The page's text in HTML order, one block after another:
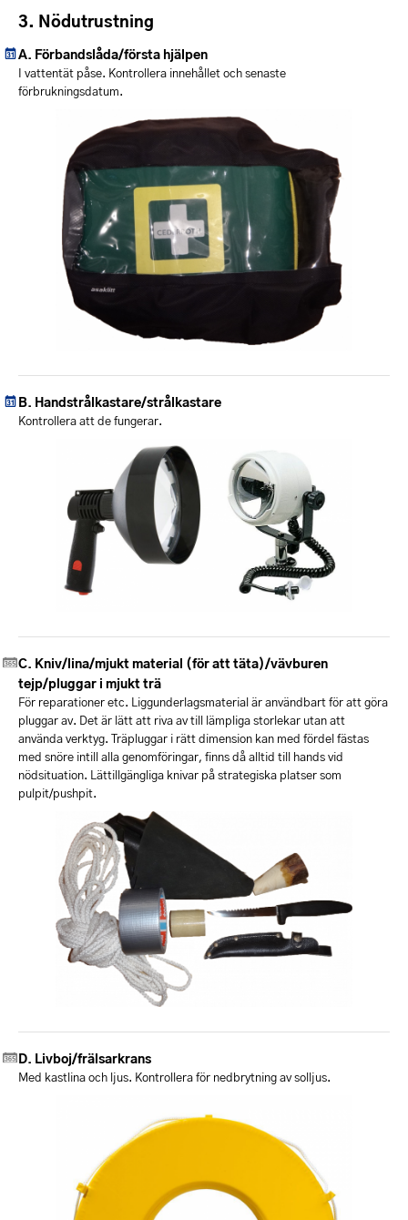
Nödutrustning
Förbandslåda/första hjälpen
I vattentät påse. Kontrollera innehållet och senaste
förbrukningsdatum.
Handstrålkastare/strålkastare
Kontrollera att de fungerar.
Kniv/lina/mjukt material (för att täta)/vävburen
tejp/pluggar i mjukt trä
För reparationer etc. Liggunderlagsmaterial är användbart för att göra
pluggar av. Det är lätt att riva av till lämpliga storlekar utan att
använda verktyg. Träpluggar i rätt dimension kan med fördel fästas
med snöre intill alla genomföringar, finns då alltid till hands vid
nödsituation. Lättillgängliga knivar på strategiska platser som
pulpit/pushpit.
Livboj/frälsarkrans
Med kastlina och ljus. Kontrollera för nedbrytning av solljus.